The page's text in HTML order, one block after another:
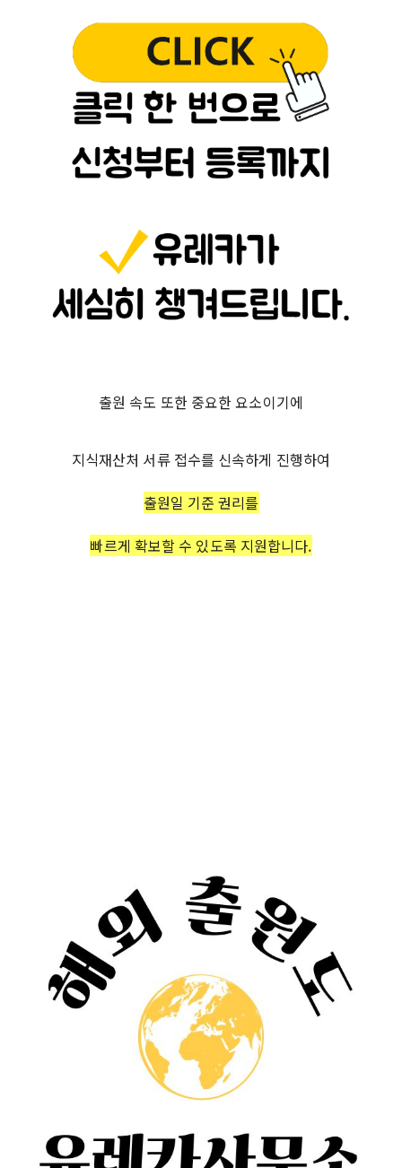
출원 속도 또한 중요한 요소이기에
지식재산처 서류 접수를 신속하게 진행하여
출원일 기준 권리를
빠르게 확보할 수 있도록 지원합니다.